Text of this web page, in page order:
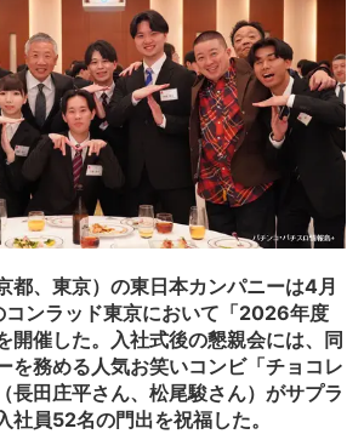
都、東京）の東日本カンパニーは4月
コンラッド東京において「2026年度
開催した。入社式後の懇親会には、同
を務める人気お笑いコンビ「チョコレ
長田庄平さん、松尾駿さん）がサプラ
社員52名の門出を祝福した。